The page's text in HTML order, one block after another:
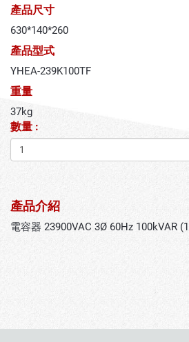
產品尺寸
630*140*260
產品型式
YHEA-239K100TF
重量
37kg
數量 :
產品介紹
電容器 23900VAC 3Ø 60Hz 100kVAR